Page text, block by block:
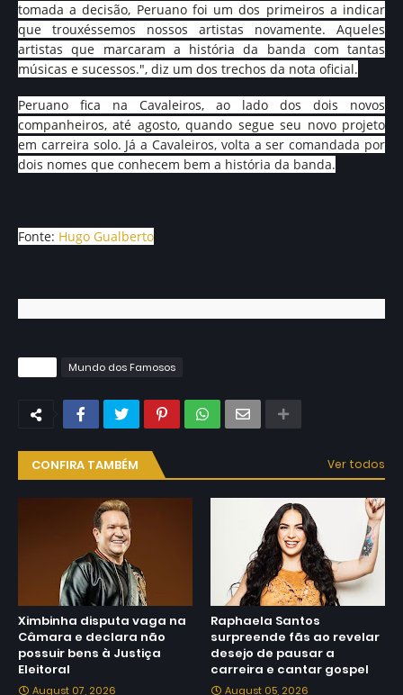
tomada a decisão, Peruano foi um dos primeiros a indicar
que trouxéssemos nossos artistas novamente. Aqueles
artistas que marcaram a história da banda com tantas
músicas e sucessos.", diz um dos trechos da nota oficial.
Peruano fica na Cavaleiros, ao lado dos dois novos
companheiros, até agosto, quando segue seu novo projeto
em carreira solo. Já a Cavaleiros, volta a ser comandada por
dois nomes que conhecem bem a história da banda.
Fonte: Hugo Gualberto
Mundo dos Famosos
CONFIRA TAMBÉM Ver todos
Ximbinha disputa vaga na
Câmara e declara não
possuir bens à Justiça
Eleitoral
August 07, 2026
Raphaela Santos
surpreende fãs ao revelar
desejo de pausar a
carreira e cantar gospel
August 05, 2026